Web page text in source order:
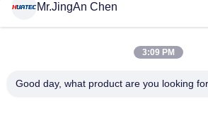
Тестирование
Ультразвуковой
Толщиномер
Mr.JingAn Chen
3:09 PM
Good day, what product are you looking